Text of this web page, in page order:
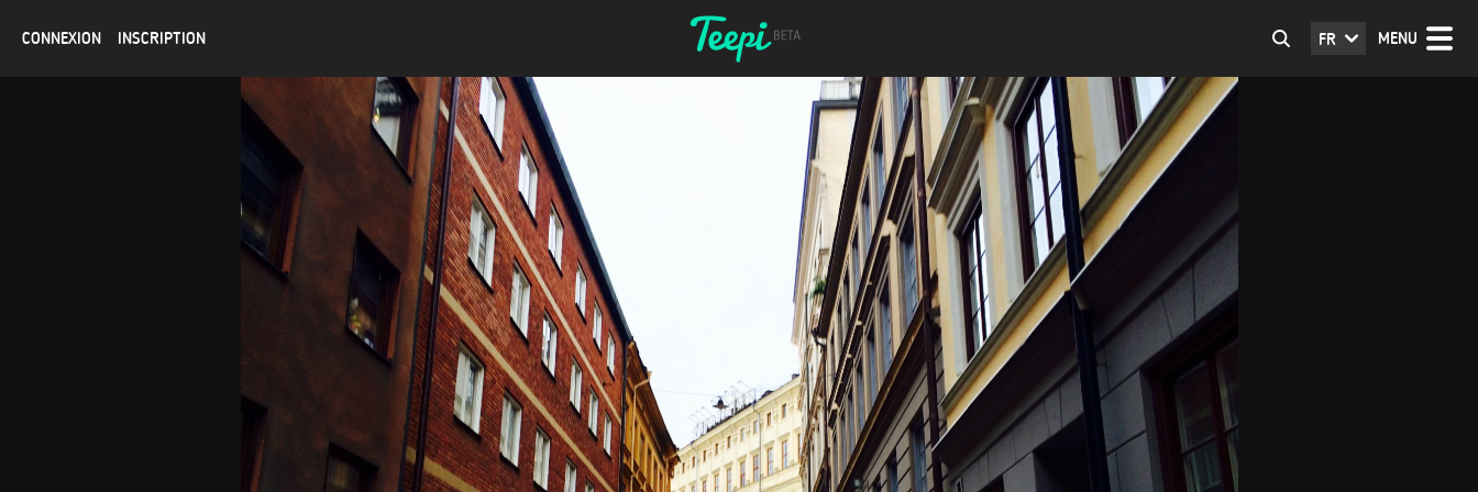
CONNEXION INSCRIPTION MENU
FR